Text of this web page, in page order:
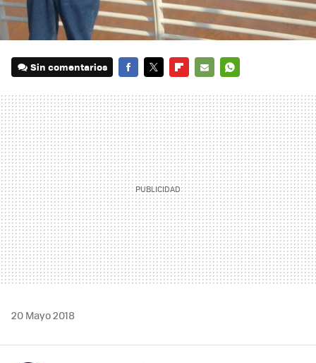
Sin comentarios
MAIL
20 Mayo 2018